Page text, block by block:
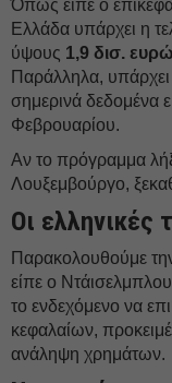
Όπως είπε ο
Ελλάδα υπάρχει η
ύψους 1,9 δισ. ευρώ
Παράλληλα, υπάρχει
σημερινά δεδομένα
Φεβρουαρίου.
Αν το πρόγραμμα
Λουξεμβούργο,
Οι ελληνικές
Παρακολουθούμε
είπε ο
το ενδεχόμενο να
κεφαλαίων,
ανάληψη χρημάτων.